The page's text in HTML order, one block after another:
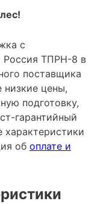
с
Россия ТПРН-8 в
поставщика
цены,
подготовку,
гарантийный
характеристики
об оплате и